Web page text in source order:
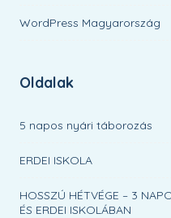
WordPress Magyarország
Oldalak
5 napos nyári táborozás
ERDEI ISKOLA
HOSSZÚ HÉTVÉGE – 3
ÉS ERDEI ISKOLÁBAN